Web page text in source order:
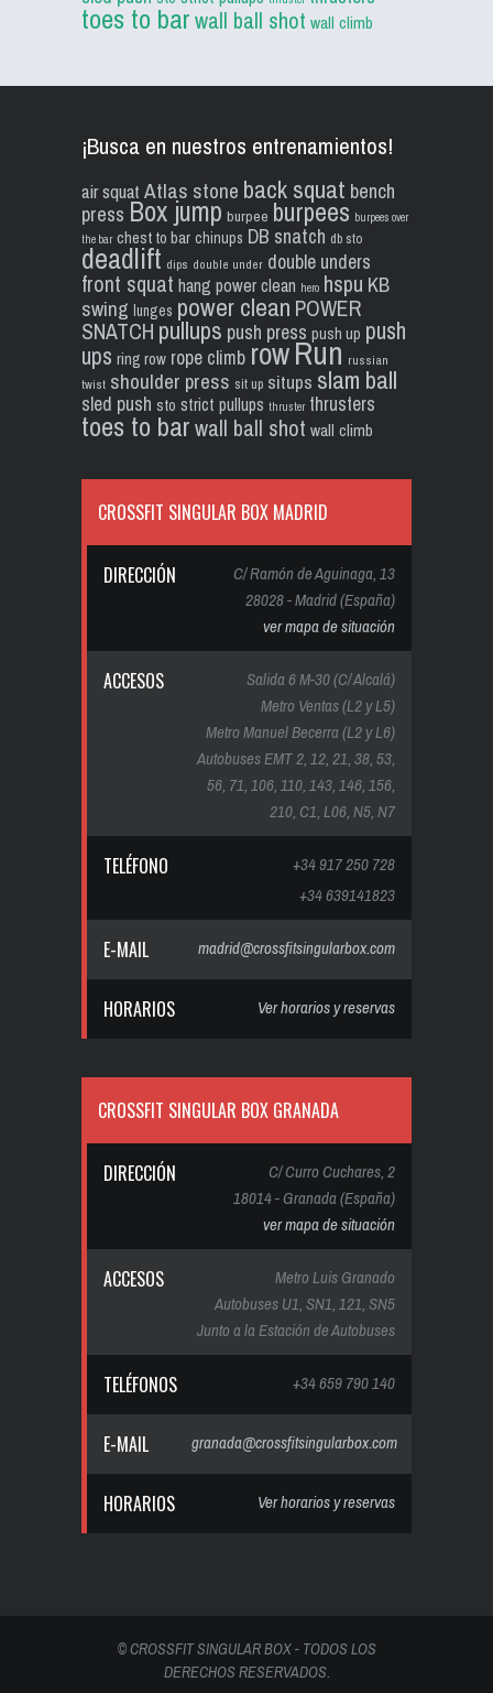
toes to barwall ball shot wall climb
¡Busca en nuestros entrenamientos!
air squat Atlas stone back squat bench
press Box jump burpee burpees burpees over
the bar chest to bar chinups DB snatch db sto
deadlift dips double under double unders
front squat hang power clean hero hspu KB
swing lunges power clean POWER
SNATCH pullups push press push up push
ups ring row rope climb rowRun russian
twist shoulder press sit up situps slam ball
sled push sto strict pullups thruster thrusters
toes to barwall ball shot wall climb
CROSSFIT SINGULAR BOX MADRID
DIRECCIÓN
C/ Ramón de Aguinaga, 13
28028 - Madrid (España)
ver mapa de situación
ACCESOS
Salida 6 M-30 (C/ Alcalá)
Metro Ventas (L2 y L5)
Metro Manuel Becerra (L2 y L6)
Autobuses EMT 2, 12, 21, 38, 53,
56, 71, 106, 110, 143, 146, 156,
210, C1, L06, N5, N7
TELÉFONO
+34 917 250 728
+34 639141823
E-MAIL madrid@crossfitsingularbox.com
HORARIOS Ver horarios y reservas
CROSSFIT SINGULAR BOX GRANADA
DIRECCIÓN
C/ Curro Cuchares, 2
18014 - Granada (España)
ver mapa de situación
ACCESOS
Metro Luis Granado
Autobuses U1, SN1, 121, SN5
Junto a la Estación de Autobuses
TELÉFONOS +34 659 790 140
E-MAIL granada@crossfitsingularbox.com
HORARIOS Ver horarios y reservas
© CROSSFIT SINGULAR BOX - TODOS LOS
DERECHOS RESERVADOS.